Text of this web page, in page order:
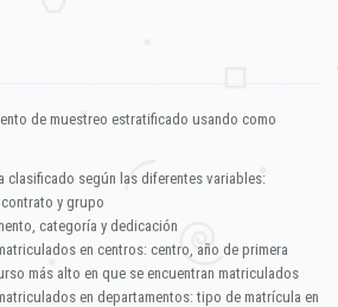
de muestreo estratificado usando como
clasificado según las diferentes variables:
y grupo
categoría y dedicación
en centros: centro, año de primera
más alto en que se encuentran matriculados
en departamentos: tipo de matrícula en